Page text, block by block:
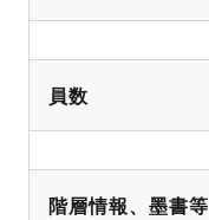
員数
階層情報、墨書等